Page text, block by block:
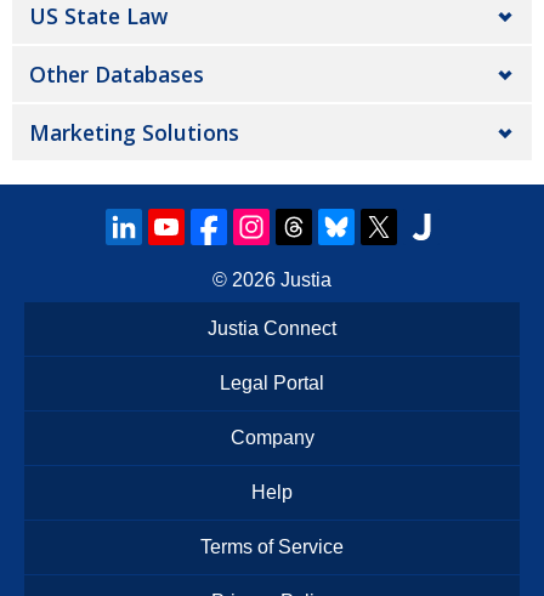
US State Law
Other Databases
Marketing Solutions
© 2026 Justia
Justia Connect
Legal Portal
Company
Help
Terms of Service